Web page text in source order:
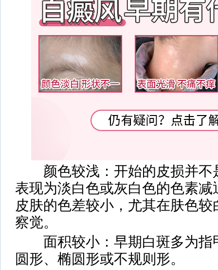
颜色较浅：开始的皮损并不
表现为淡白色或灰白色的色素
皮肤的色差较小，尤其在肤色
察觉。
面积较小：早期白斑多为指
圆形、椭圆形或不规则形。